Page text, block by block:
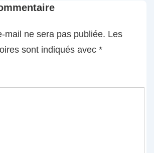
mail ne sera pas publiée. Les
sont indiqués avec *